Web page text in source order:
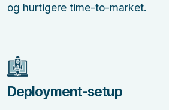
og hurtigere time-to-market.
Deployment-setup